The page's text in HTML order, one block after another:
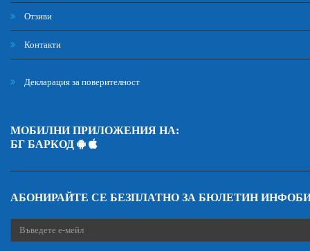
Отзиви
Контакти
Декларация за поверителност
МОБИЛНИ ПРИЛОЖЕНИЯ НА:
БГ БАРКОД
АБОНИРАЙТЕ СЕ БЕЗПЛАТНО ЗА БЮЛЕТИН